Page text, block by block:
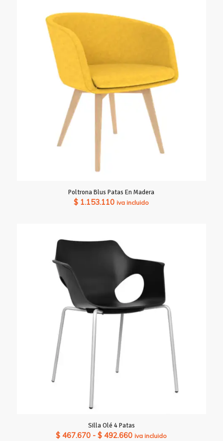
Poltrona Blus Patas En Madera
$ 1.153.110 iva incluido
Silla Olé 4 Patas
$ 467.670 - $ 492.660Rango
iva incluido